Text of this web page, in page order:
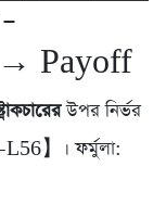
Payoff
উপর নির্ভর
】। ফর্মুলা: